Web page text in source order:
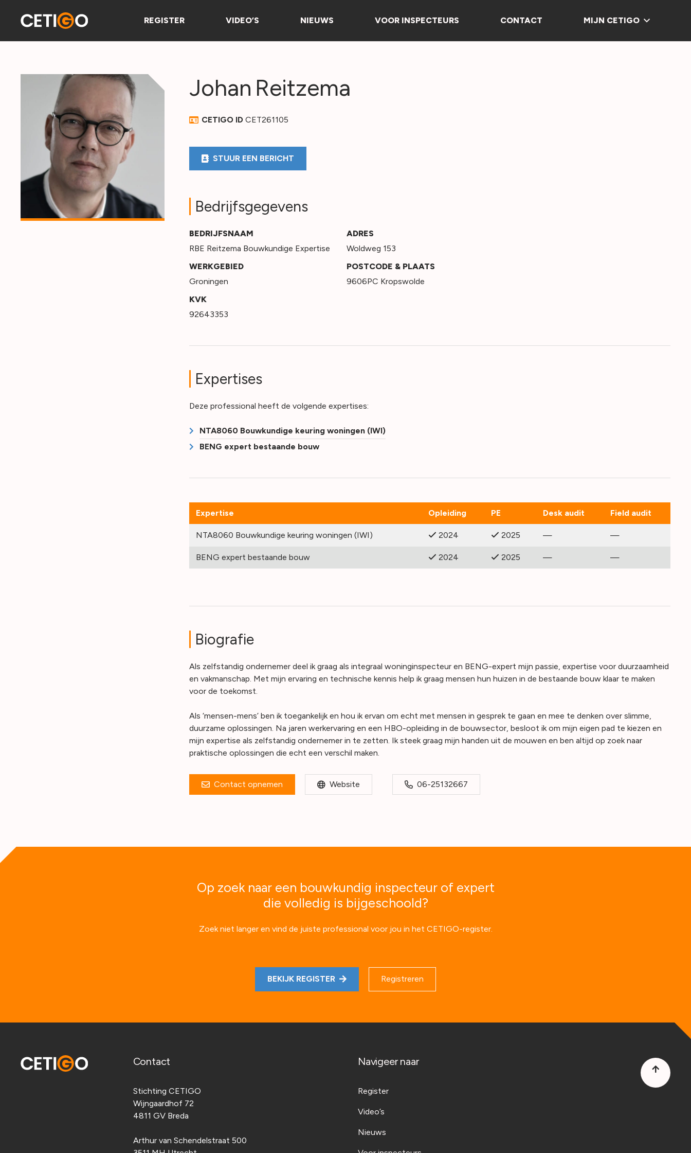
REGISTER VIDEO’S NIEUWS VOOR INSPECTEURS CONTACT MIJN CETIGO
Johan Reitzema
CETIGO IDCET261105
STUUR EEN BERICHT
Bedrijfsgegevens
BEDRIJFSNAAM
RBE Reitzema Bouwkundige Expertise
WERKGEBIED
Groningen
KVK
92643353
ADRES
Woldweg 153
POSTCODE & PLAATS
9606PC Kropswolde
Expertises
Deze professional heeft de volgende expertises:
NTA8060 Bouwkundige keuring woningen (IWI)
BENG expert bestaande bouw
Expertise Opleiding PE Desk audit Field audit
NTA8060 Bouwkundige keuring woningen (IWI) 2024 2025 — —
BENG expert bestaande bouw 2024 2025 — —
Biografie
Als zelfstandig ondernemer deel ik graag als integraal woninginspecteur en BENG-expert mijn passie, expertise voor duurzaamheid
en vakmanschap. Met mijn ervaring en technische kennis help ik graag mensen hun huizen in de bestaande bouw klaar te maken
voor de toekomst.
Als ‘mensen-mens’ ben ik toegankelijk en hou ik ervan om echt met mensen in gesprek te gaan en mee te denken over slimme,
duurzame oplossingen. Na jaren werkervaring en een HBO-opleiding in de bouwsector, besloot ik om mijn eigen pad te kiezen en
mijn expertise als zelfstandig ondernemer in te zetten. Ik steek graag mijn handen uit de mouwen en ben altijd op zoek naar
praktische oplossingen die echt een verschil maken.
Contact opnemen Website 06-25132667
Op zoek naar een bouwkundig inspecteur of expert
die volledig is bijgeschoold?
Zoek niet langer en vind de juiste professional voor jou in het CETIGO-register.
BEKIJK REGISTER Registreren
Contact
Stichting CETIGO
Wijngaardhof 72
4811 GV Breda
Arthur van Schendelstraat 500
Navigeer naar
Register
Video’s
Nieuws